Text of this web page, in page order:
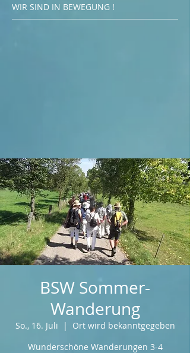
WIR SIND IN BEWEGUNG !
BSW Sommer-
Wanderung
So., 16. Juli
  |
Ort wird bekanntgegeben
Wunderschöne Wanderungen 3-4